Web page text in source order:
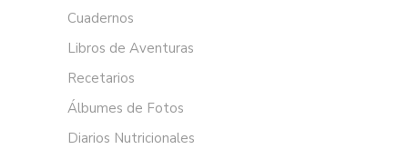
Cuadernos
Libros de Aventuras
Recetarios
Álbumes de Fotos
Diarios Nutricionales